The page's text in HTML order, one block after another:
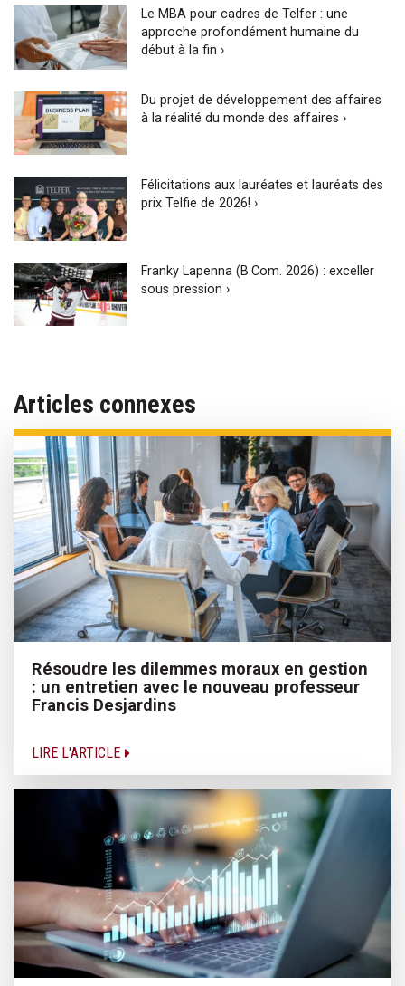
Le MBA pour cadres de Telfer : une
approche profondément humaine du
début à la fin ›
Du projet de développement des affaires
à la réalité du monde des affaires ›
Félicitations aux lauréates et lauréats des
prix Telfie de 2026! ›
Franky Lapenna (B.Com. 2026) : exceller
sous pression ›
Articles connexes
Résoudre les dilemmes moraux en gestion
: un entretien avec le nouveau professeur
Francis Desjardins
LIRE L'ARTICLE